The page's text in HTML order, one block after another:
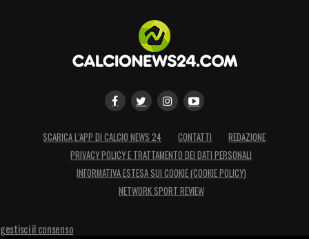
SCARICA L’APP DI CALCIO NEWS 24 CONTATTI
REDAZIONE
PRIVACY POLICY E TRATTAMENTO DEI DATI PERSONALI
INFORMATIVA ESTESA SUI COOKIE (COOKIE POLICY)
NETWORK SPORT REVIEW
gestisci il consenso